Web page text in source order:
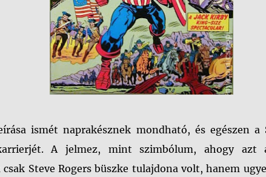
ismét naprakésznek mondható, és egészen a
A jelmez, mint szimbólum, ahogy azt
Steve Rogers büszke tulajdona volt, hanem